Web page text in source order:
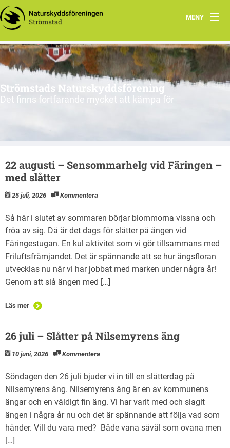
MENY
Aktuellt
Valet 2026
Fetörtsblåvinge
Skogen
Strömstads Naturskyddsförening
Det finns fortfarande mycket att kämpa för
22 augusti – Sensommarhelg vid Färingen –
med slåtter
25 juli, 2026 Kommentera
Så här i slutet av sommaren börjar blommorna vissna och
fröa av sig. Då är det dags för slåtter på ängen vid
Färingestugan. En kul aktivitet som vi gör tillsammans med
Friluftsfrämjandet. Det är spännande att se hur ängsfloran
utvecklas nu när vi har jobbat med marken under några år!
Genom att slå ängen med […]
Läs mer
26 juli – Slåtter på Nilsemyrens äng
10 juni, 2026 Kommentera
Söndagen den 26 juli bjuder vi in till en slåtterdag på
Nilsemyrens äng. Nilsemyrens äng är en av kommunens
ängar och en väldigt fin äng. Vi har varit med och slagit
ängen i några år nu och det är spännande att följa vad som
händer. Vill du vara med? Både vana såväl som ovana men
[…]